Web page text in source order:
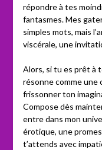
répondre à tes
fantasmes. Mes
simples mots, mais
viscérale, une
Alors, si tu es prêt à
résonne comme une
frissonner ton
Compose dès
entre dans mon
érotique, une
t’attends avec